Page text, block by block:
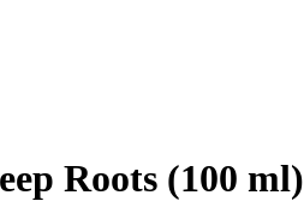
Roots (100 ml)